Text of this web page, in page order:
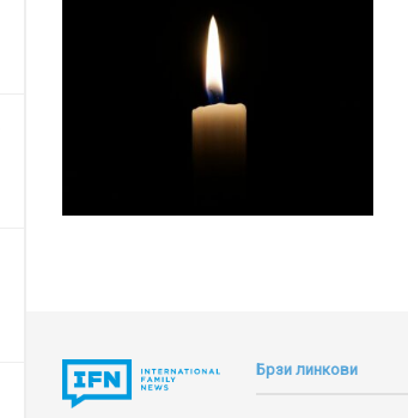
Брзи линкови